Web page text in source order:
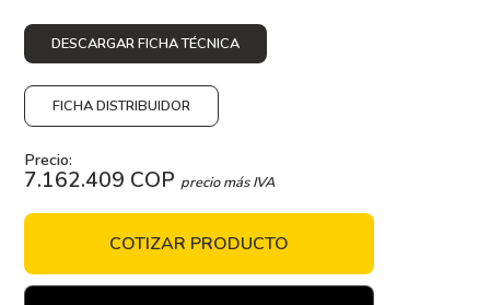
DESCARGAR FICHA TÉCNICA
FICHA DISTRIBUIDOR
Precio:
7.162.409 COPprecio más IVA
COTIZAR PRODUCTO